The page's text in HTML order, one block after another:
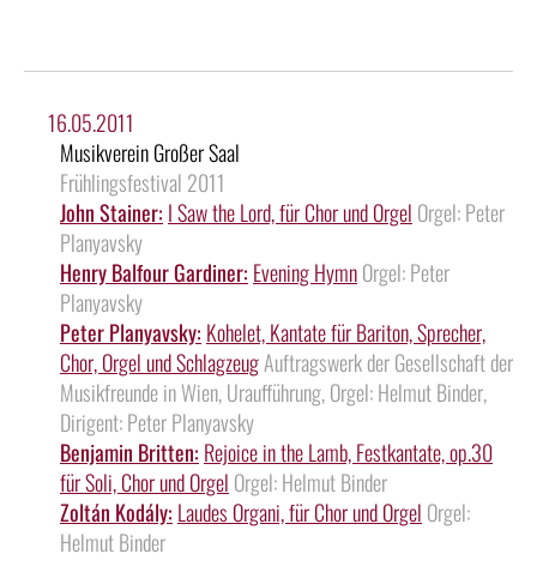
16.05.2011
Musikverein Großer Saal
Frühlingsfestival 2011
John Stainer: I Saw the Lord, für Chor und Orgel Orgel: Peter
Planyavsky
Henry Balfour Gardiner: Evening HymnOrgel: Peter
Planyavsky
Peter Planyavsky: Kohelet, Kantate für Bariton, Sprecher,
Chor, Orgel und SchlagzeugAuftragswerk der Gesellschaft der
Musikfreunde in Wien, Uraufführung, Orgel: Helmut Binder,
Dirigent: Peter Planyavsky
Benjamin Britten: Rejoice in the Lamb, Festkantate, op.30
für Soli, Chor und Orgel Orgel: Helmut Binder
Zoltán Kodály: Laudes Organi, für Chor und Orgel Orgel:
Helmut Binder